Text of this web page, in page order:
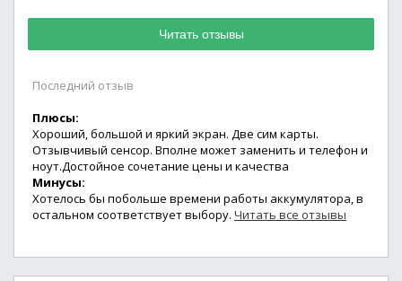
Читать отзывы
Последний отзыв
Плюсы:
Хороший, большой и яркий экран. Две сим карты.
Отзывчивый сенсор. Вполне может заменить и телефон и
ноут.Достойное сочетание цены и качества
Минусы:
Хотелось бы побольше времени работы аккумулятора, в
остальном соответствует выбору. Читать все отзывы